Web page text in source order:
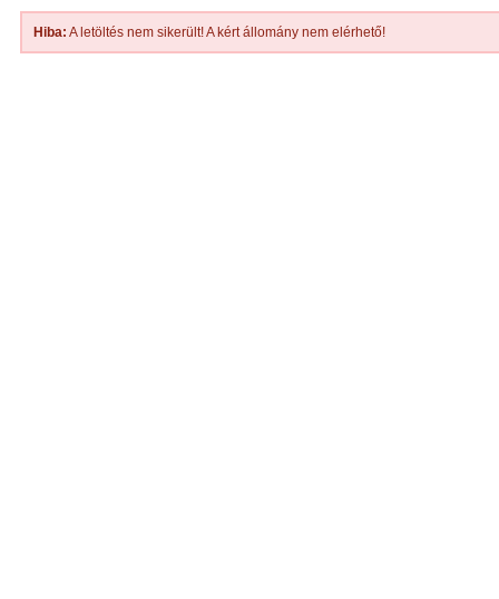
Hiba: A letöltés nem sikerült! A kért állomány nem elérhető!